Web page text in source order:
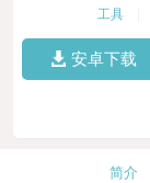
工具
安卓下载
简介